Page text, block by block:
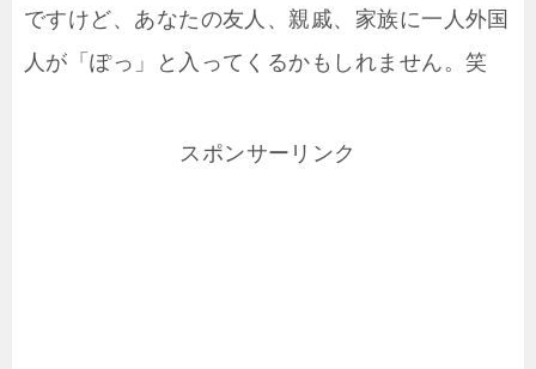
ですけど、あなたの友人、親戚、家族に一人外国
人が「ぽっ」と入ってくるかもしれません。笑
スポンサーリンク